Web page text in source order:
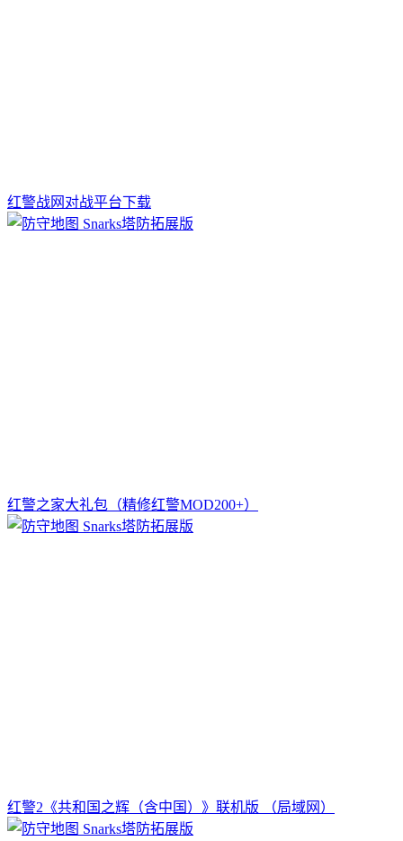
红警战网对战平台下载
红警之家大礼包（精修红警MOD200+）
红警2《共和国之辉（含中国）》联机版 （局域网）